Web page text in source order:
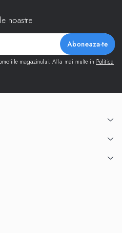
noastre
magazinului. Afla mai multe in Politica